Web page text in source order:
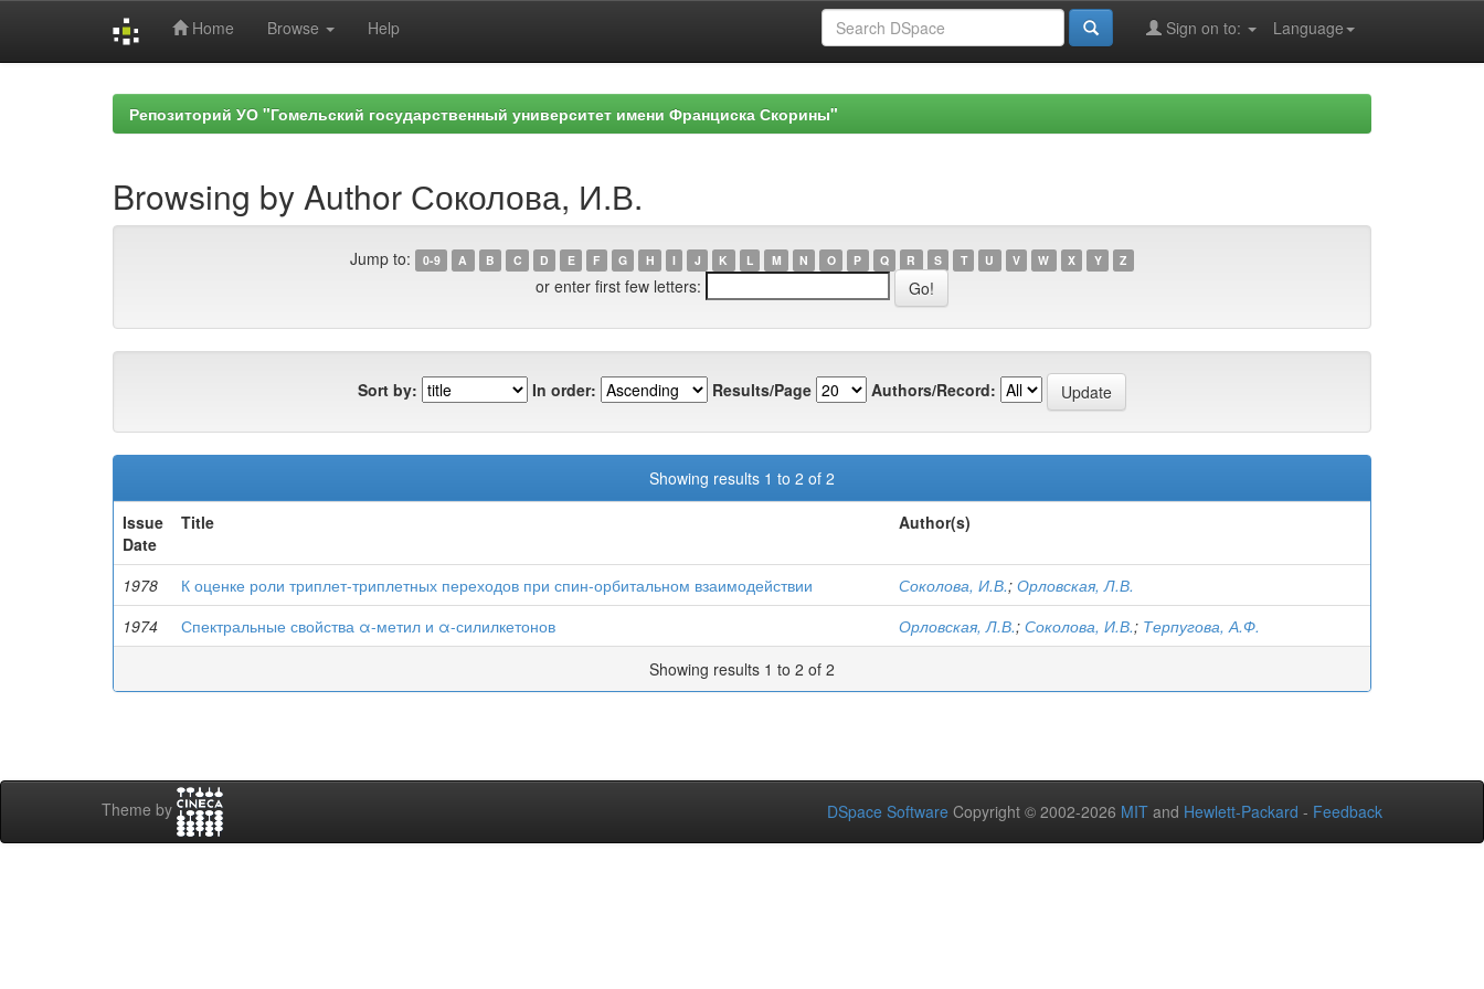
Home Browse Help Language
Sign on to:
Репозиторий УО "Гомельский государственный университет имени Франциска Скорины"
Browsing by Author Соколова, И.В.
Jump to: 0-9 A B C D E F G H I J K L M N O P Q R S T U V W X Y Z
or enter first few letters:
Sort by: In order: Results/Page Authors/Record:
Showing results 1 to 2 of 2
Issue
Date
Title Author(s)
1978 К оценке роли триплет-триплетных переходов при спин-орбитальном взаимодействии Соколова, И.В.; Орловская, Л.В.
1974
Спектральные свойства α-метил и α-силилкетонов Орловская, Л.В.; Соколова, И.В.; Терпугова, А.Ф.
Showing results 1 to 2 of 2
Theme by DSpace Software Copyright © 2002-2026 MIT and Hewlett-Packard - Feedback